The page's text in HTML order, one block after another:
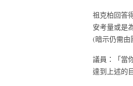
祖克柏回答
安考量或是
(暗示仍需由
議員：「當
達到上述的